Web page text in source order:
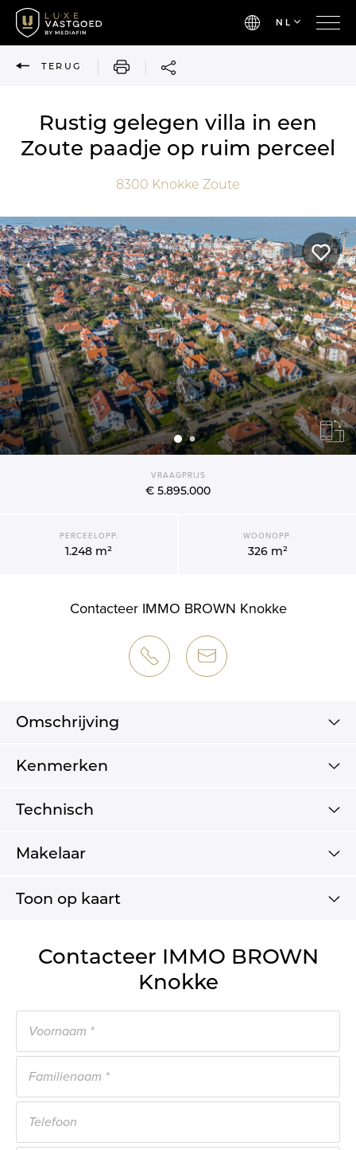
NL
TERUG AFDRUKKEN
Rustig gelegen villa in een
Zoute paadje op ruim perceel
8300 Knokke Zoute
VRAAGPRIJS
€ 5.895.000
PERCEELOPP.
1.248 m²
WOONOPP.
326 m²
Contacteer IMMO BROWN Knokke
Omschrijving
Kenmerken
Technisch
Makelaar
Toon op kaart
Contacteer IMMO BROWN
Knokke